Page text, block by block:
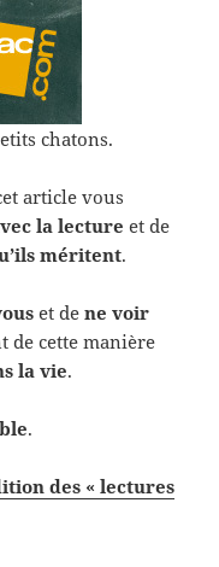
chatons.
article vous
la lecture et de
méritent.
et dene voir
de cette manière
la vie.
.
des « lectures